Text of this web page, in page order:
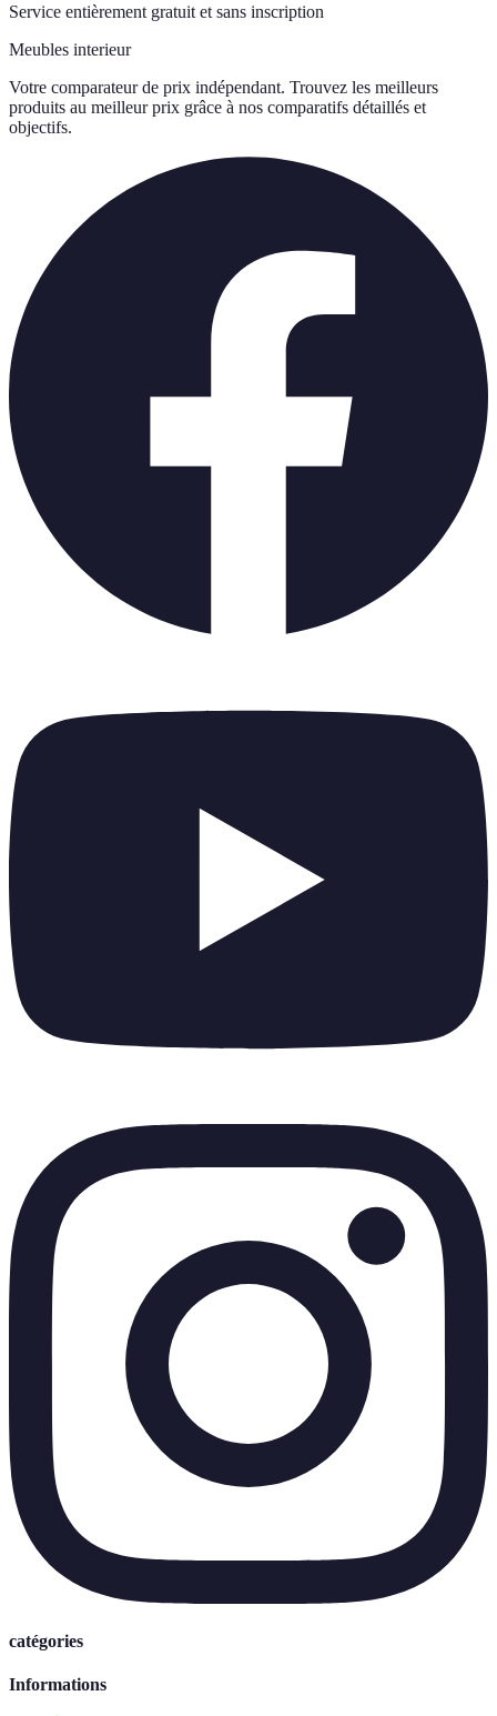
Service entièrement gratuit et sans inscription
Meubles interieur
Votre comparateur de prix indépendant. Trouvez les meilleurs
produits au meilleur prix grâce à nos comparatifs détaillés et
objectifs.
catégories
Informations